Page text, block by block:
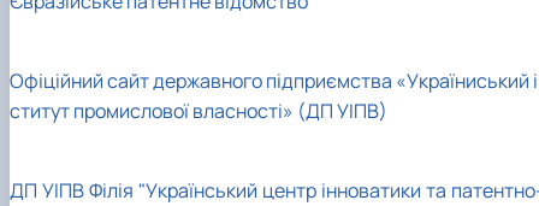
Офіційний сайт державного підприємства «Україниський
ститут промислової власності» (ДП УІПВ)
ДП УІПВ Філія "Український центр інноватики та